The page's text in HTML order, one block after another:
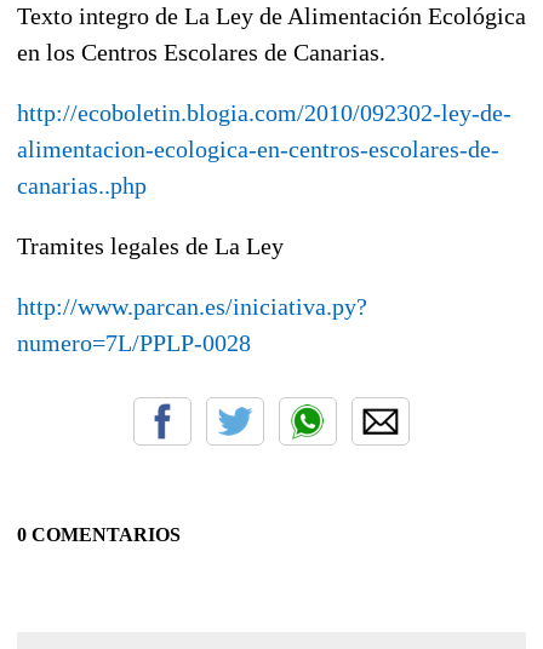
Texto integro de La Ley de Alimentación Ecológica
en los Centros Escolares de Canarias.
http://ecoboletin.blogia.com/2010/092302-ley-de-
alimentacion-ecologica-en-centros-escolares-de-
canarias..php
Tramites legales de La Ley
http://www.parcan.es/iniciativa.py?
numero=7L/PPLP-0028
0 COMENTARIOS